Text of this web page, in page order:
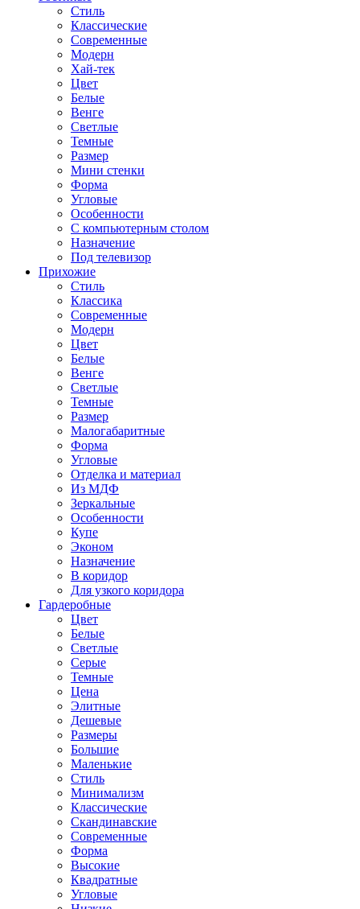
Стиль
Классические
Современные
Модерн
Хай-тек
Цвет
Белые
Венге
Светлые
Темные
Размер
Мини стенки
Форма
Угловые
Особенности
С компьютерным столом
Назначение
Под телевизор
Прихожие
Стиль
Классика
Современные
Модерн
Цвет
Белые
Венге
Светлые
Темные
Размер
Малогабаритные
Форма
Угловые
Отделка и материал
Из МДФ
Зеркальные
Особенности
Купе
Эконом
Назначение
В коридор
Для узкого коридора
Гардеробные
Цвет
Белые
Светлые
Серые
Темные
Цена
Элитные
Дешевые
Размеры
Большие
Маленькие
Стиль
Минимализм
Классические
Скандинавские
Современные
Форма
Высокие
Квадратные
Угловые